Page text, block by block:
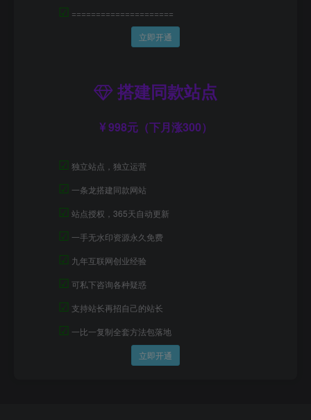
☑ =====================
立即开通
搭建同款站点
998元（下月涨300）
☑ 独立站点，独立运营
☑ 一条龙搭建同款网站
☑ 站点授权，365天自动更新
☑ 一手无水印资源永久免费
☑ 九年互联网创业经验
☑ 可私下咨询各种疑惑
☑ 支持站长再招自己的站长
☑ 一比一复制全套方法包落地
立即开通